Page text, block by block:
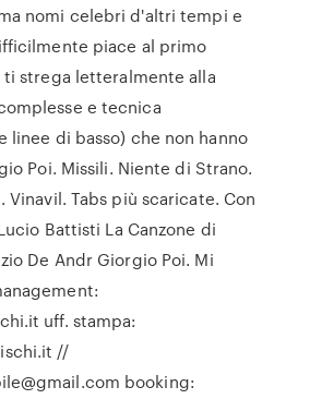
nomi celebri d'altri tempi e
piace al primo
ti strega letteralmente alla
e tecnica
linee di basso) che non hanno
Poi. Missili. Niente di Strano.
Vinavil. Tabs più scaricate. Con
Battisti La Canzone di
De Andr Giorgio Poi. Mi
uff. stampa:
//
booking: